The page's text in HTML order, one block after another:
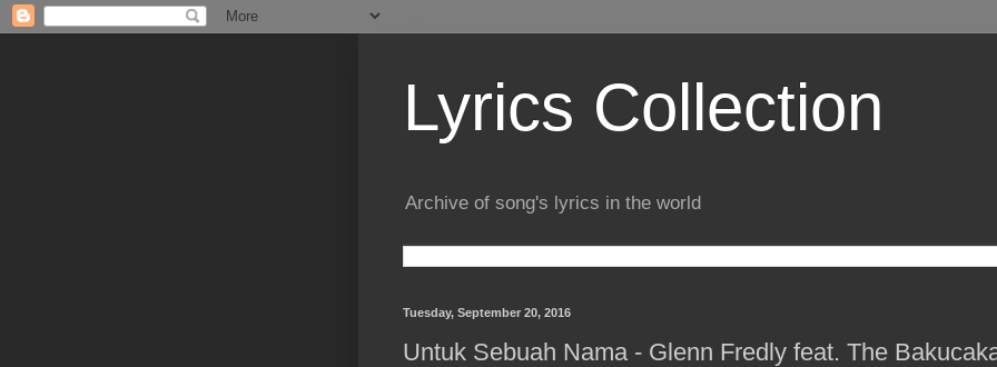
Lyrics Collection
Archive of song's lyrics in the world
Tuesday, September 20, 2016
Untuk Sebuah Nama - Glenn Fredly feat. The